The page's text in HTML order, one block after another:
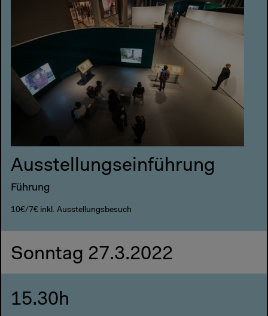
Ausstellungseinführung
Führung
10€/7€ inkl. Ausstellungsbesuch
Sonntag 27.3.2022
15.30h